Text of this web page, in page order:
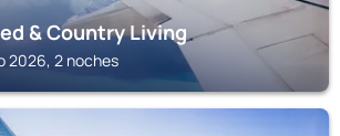
& Country Living
2026, 2 noches